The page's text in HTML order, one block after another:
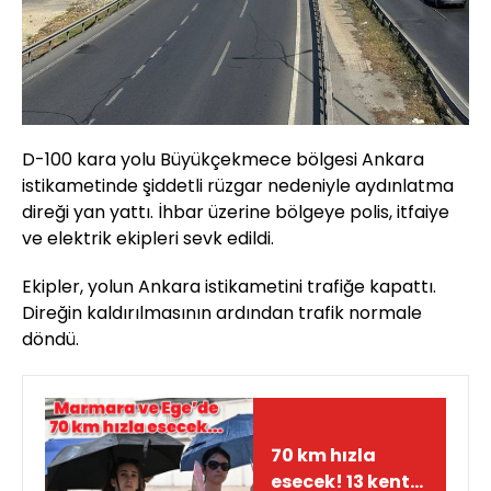
D-100 kara yolu Büyükçekmece bölgesi Ankara
istikametinde şiddetli rüzgar nedeniyle aydınlatma
direği yan yattı. İhbar üzerine bölgeye polis, itfaiye
ve elektrik ekipleri sevk edildi.
Ekipler, yolun Ankara istikametini trafiğe kapattı.
Direğin kaldırılmasının ardından trafik normale
döndü.
70 km hızla
esecek! 13 kent